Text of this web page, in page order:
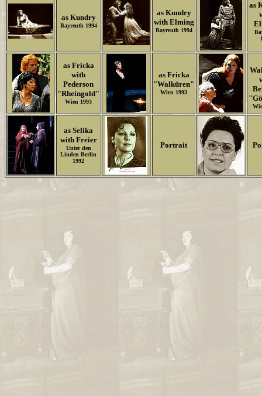
as Kundry
Bayreuth 1994
as Kundry
with Elming
Bayreuth 1994
as
as Fricka
with
Pederson
"Rheingold"
Wien 1993
as Fricka
"Walküren"
Wien 1993
as Selika
with Freier
Unter den
Linden Berlin
1992
Portrait